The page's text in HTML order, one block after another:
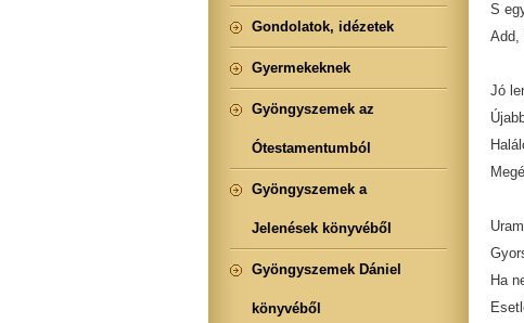
S
Add,
Jó
Ha
Gondolatok, idézetek
Gyermekeknek
Gyöngyszemek az
Ótestamentumból
Gyöngyszemek a
Jelenések könyvéből
Gyöngyszemek Dániel
könyvéből